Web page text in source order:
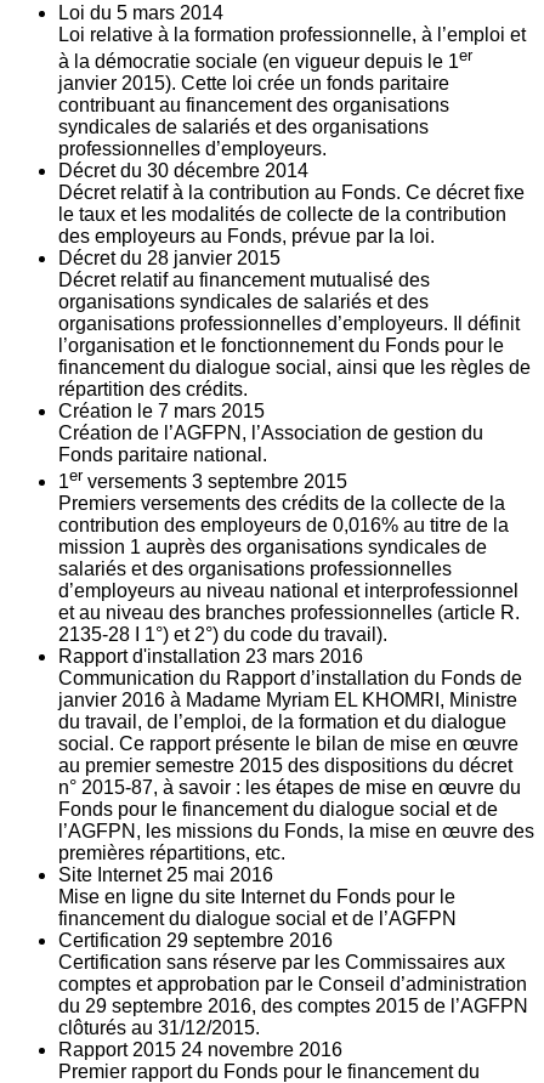
Loi du 5 mars 2014
Loi relative à la formation professionnelle, à l’emploi et
à la démocratie sociale (en vigueur depuis le 1er
janvier 2015). Cette loi crée un fonds paritaire
contribuant au financement des organisations
syndicales de salariés et des organisations
professionnelles d’employeurs.
Décret du 30 décembre 2014
Décret relatif à la contribution au Fonds. Ce décret fixe
le taux et les modalités de collecte de la contribution
des employeurs au Fonds, prévue par la loi.
Décret du 28 janvier 2015
Décret relatif au financement mutualisé des
organisations syndicales de salariés et des
organisations professionnelles d’employeurs. Il définit
l’organisation et le fonctionnement du Fonds pour le
financement du dialogue social, ainsi que les règles de
répartition des crédits.
Création le 7 mars 2015
Création de l’AGFPN, l’Association de gestion du
Fonds paritaire national.
1er versements 3 septembre 2015
Premiers versements des crédits de la collecte de la
contribution des employeurs de 0,016% au titre de la
mission 1 auprès des organisations syndicales de
salariés et des organisations professionnelles
d’employeurs au niveau national et interprofessionnel
et au niveau des branches professionnelles (article R.
2135‐28 I 1°) et 2°) du code du travail).
Rapport d'installation 23 mars 2016
Communication du Rapport d’installation du Fonds de
janvier 2016 à Madame Myriam EL KHOMRI, Ministre
du travail, de l’emploi, de la formation et du dialogue
social. Ce rapport présente le bilan de mise en œuvre
au premier semestre 2015 des dispositions du décret
n° 2015-87, à savoir : les étapes de mise en œuvre du
Fonds pour le financement du dialogue social et de
l’AGFPN, les missions du Fonds, la mise en œuvre des
premières répartitions, etc.
Site Internet 25 mai 2016
Mise en ligne du site Internet du Fonds pour le
financement du dialogue social et de l’AGFPN
Certification 29 septembre 2016
Certification sans réserve par les Commissaires aux
comptes et approbation par le Conseil d’administration
du 29 septembre 2016, des comptes 2015 de l’AGFPN
clôturés au 31/12/2015.
Rapport 2015 24 novembre 2016
Premier rapport du Fonds pour le financement du